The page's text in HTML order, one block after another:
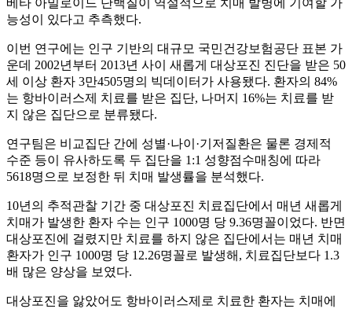
베타 아밀로이드 단백질이 역설적으로 치매 발병에 기여할 가
능성이 있다고 추측했다.
이번 연구에는 인구 기반의 대규모 국민건강보험공단 표본 가
운데 2002년부터 2013년 사이 새롭게 대상포진 진단을 받은 50
세 이상 환자 3만4505명의 빅데이터가 사용됐다. 환자의 84%
는 항바이러스제 치료를 받은 집단, 나머지 16%는 치료를 받
지 않은 집단으로 분류됐다.
연구팀은 비교집단 간에 성별·나이·기저질환은 물론 경제적
수준 등이 유사하도록 두 집단을 1:1 성향점수매칭에 따라
5618명으로 보정한 뒤 치매 발생률을 분석했다.
10년의 추적관찰 기간 중 대상포진 치료집단에서 매년 새롭게
치매가 발생한 환자 수는 인구 1000명 당 9.36명꼴이었다. 반면
대상포진에 걸렸지만 치료를 하지 않은 집단에서는 매년 치매
환자가 인구 1000명 당 12.26명꼴로 발생해, 치료집단보다 1.3
배 많은 양상을 보였다.
대상포진을 앓았어도 항바이러스제로 치료한 환자는 치매에